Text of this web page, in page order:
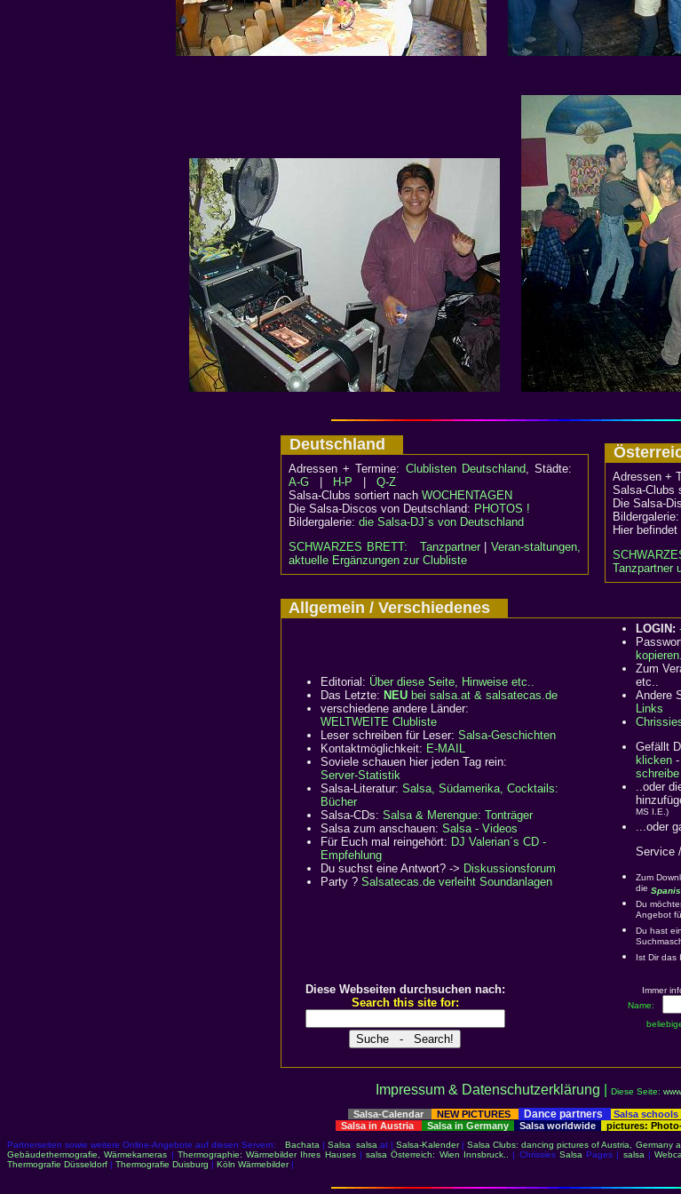
Deutschland
Adressen + Termine: Clublisten Deutschland, Städte:
A-G
H-P
Q-Z
Salsa-Clubs sortiert nach WOCHENTAGEN
Die Salsa-Discos von Deutschland: PHOTOS !
Bildergalerie: die Salsa-DJ´s von Deutschland
SCHWARZES BRETT:
Tanzpartner|Veran-staltungen,
aktuelle Ergänzungen zur Clubliste
Adressen +
Salsa-Clubs
Die Salsa-
Bildergalerie:
Hier
Tanzpartner
Allgemein / Verschiedenes
Editorial: Über diese Seite, Hinweise etc..
Das Letzte: NEU bei salsa.at & salsatecas.de
verschiedene andere Länder:
WELTWEITE Clubliste
Leser schreiben für Leser: Salsa-Geschichten
Kontaktmöglichkeit: E-MAIL
Soviele schauen hier jeden Tag rein:
Server-Statistik
Salsa-Literatur: Salsa, Südamerika, Cocktails:
Bücher
Salsa-CDs: Salsa & Merengue: Tonträger
Salsa zum anschauen: Salsa - Videos
Für Euch mal reingehört: DJ Valerian´s CD -
Empfehlung
Du suchst eine Antwort? -> Diskussionsforum
Party ? Salsatecas.de verleiht Soundanlagen
LOGIN:
Zum
etc..
Andere
Links
Gefällt
klicken
..oder
MS I.E.)
...oder
Service
Zum
die
Du
Angebot
Du hast
Ist Dir das
Diese Webseiten durchsuchen nach:
Search this site for:
Immer
Name:
Impressum & Datenschutzerklärung Diese Seite:
Salsa-Calendar NEW PICTURES Dance partners Salsa schools
Salsa in Austria
Salsa in Germany Salsa worldwide pictures:
Partnerseiten sowie weitere Online-Angebote auf diesen Servern: Bachata | Salsa: salsa .at | Salsa-Kalender|Salsa Clubs: dancing pictures of Austria, Germany
Gebäudethermografie, Wärmekameras | Thermographie: Wärmebilder Ihres Hauses|salsa Österreich: Wien Innsbruck.. | Chrissies Salsa Pages | salsa |
Thermografie Düsseldorf | Thermografie Duisburg | Köln Wärmebilder|